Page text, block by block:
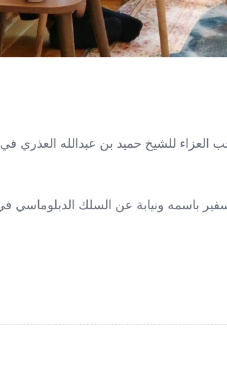
العزاء للشيخ حميد بن عبدالله العذري
باسمه ونيابة عن السلك الدبلوماسي